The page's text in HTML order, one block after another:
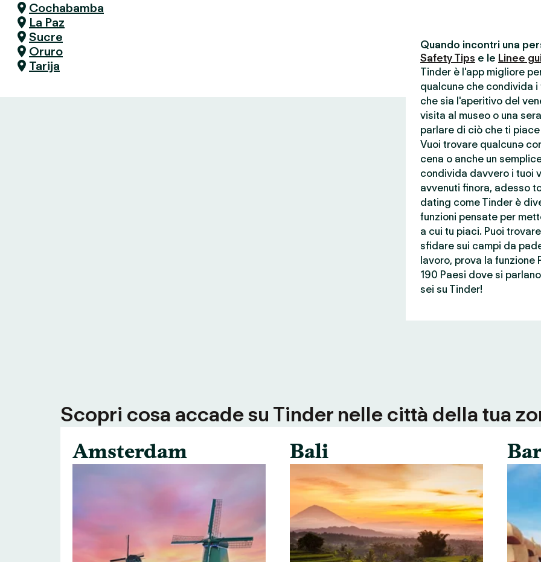
Cochabamba
La Paz
Sucre
Oruro
Tarija
Quando incontri una
Safety Tips e le Linee
Tinder è l'app migliore
qualcunə che condivida
che sia l'aperitivo del
visita al museo o una
parlare di ciò che ti
Vuoi trovare qualcunə
cena o anche un
condivida davvero i tuoi
avvenuti finora, adesso
dating come Tinder è
funzioni pensate per
a cui tu piaci. Puoi
sfidare sui campi da
lavoro, prova la
190 Paesi dove si
sei su Tinder!
Scopri cosa accade su Tinder nelle città della tua
Amsterdam
Bali